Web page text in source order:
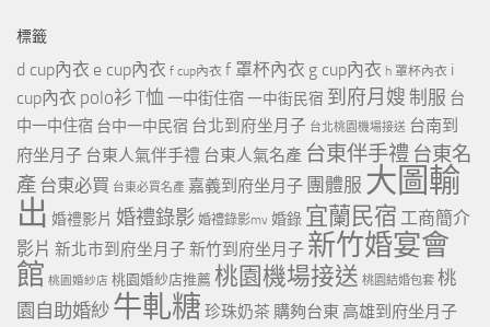
標籤
d cup內衣 e cup內衣 f cup內衣 f 罩杯內衣 g cup內衣 h 罩杯內衣 i
cup內衣 polo衫 T恤 一中街住宿一中街民宿 到府月嫂 制服 台
中一中住宿 台中一中民宿 台北到府坐月子 台北桃園機場接送 台南到
府坐月子 台東人氣伴手禮 台東人氣名產 台東伴手禮 台東名
產 台東必買 台東必買名產 嘉義到府坐月子 團體服 大圖輸
出 婚禮影片 婚禮錄影 婚禮錄影mv 婚錄 宜蘭民宿 工商簡介
影片 新北市到府坐月子 新竹到府坐月子 新竹婚宴會
館 桃園婚紗店 桃園婚紗店推薦 桃園機場接送 桃園結婚包套 桃
園自助婚紗 牛軋糖 珍珠奶茶 購夠台東 高雄到府坐月子